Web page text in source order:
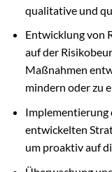
qualitative und
Entwicklung von
auf der
Maßnahmen
mindern oder zu
Implementierung
entwickelten
um proaktiv auf